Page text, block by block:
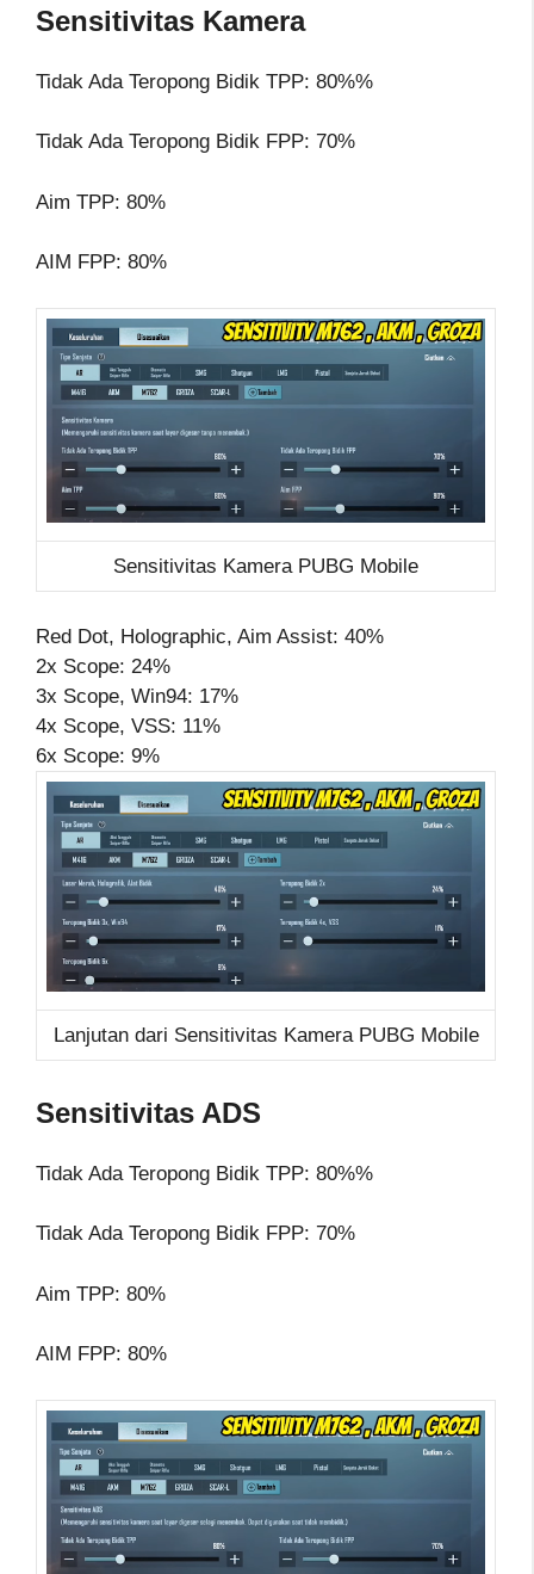
Sensitivitas Kamera
Tidak Ada Teropong Bidik TPP: 80%%
Tidak Ada Teropong Bidik FPP: 70%
Aim TPP: 80%
AIM FPP: 80%
Sensitivitas Kamera PUBG Mobile
Red Dot, Holographic, Aim Assist: 40%
2x Scope: 24%
3x Scope, Win94: 17%
4x Scope, VSS: 11%
6x Scope: 9%
Lanjutan dari Sensitivitas Kamera PUBG Mobile
Sensitivitas ADS
Tidak Ada Teropong Bidik TPP: 80%%
Tidak Ada Teropong Bidik FPP: 70%
Aim TPP: 80%
AIM FPP: 80%